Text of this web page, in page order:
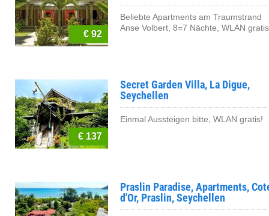
€ 92
Beliebte Apartments am Traumstrand
Anse Volbert, 8=7 Nächte, WLAN
Secret Garden Villa, La Digue,
Seychellen
€ 137
Einmal Aussteigen bitte, WLAN gratis!
Praslin Paradise, Apartments,
d'Or, Praslin, Seychellen